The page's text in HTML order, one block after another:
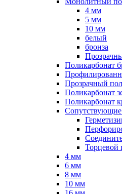
4 мм
5 мм
10 мм
белый
бронза
Поликарбонат
Прозрачный
Поликарбонат
Поликарбонат
Торцевой
4 мм
6 мм
8 мм
10 мм